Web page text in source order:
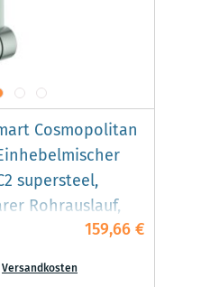
Cosmopolitan
supersteel,
Rohrauslauf,
Wasserführung
159,66 €
Versandkosten